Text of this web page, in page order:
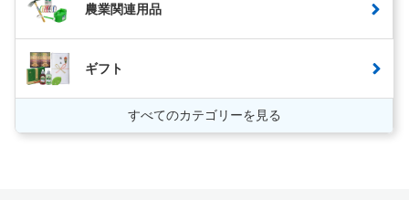
農業関連用品
ギフト
すべてのカテゴリーを見る